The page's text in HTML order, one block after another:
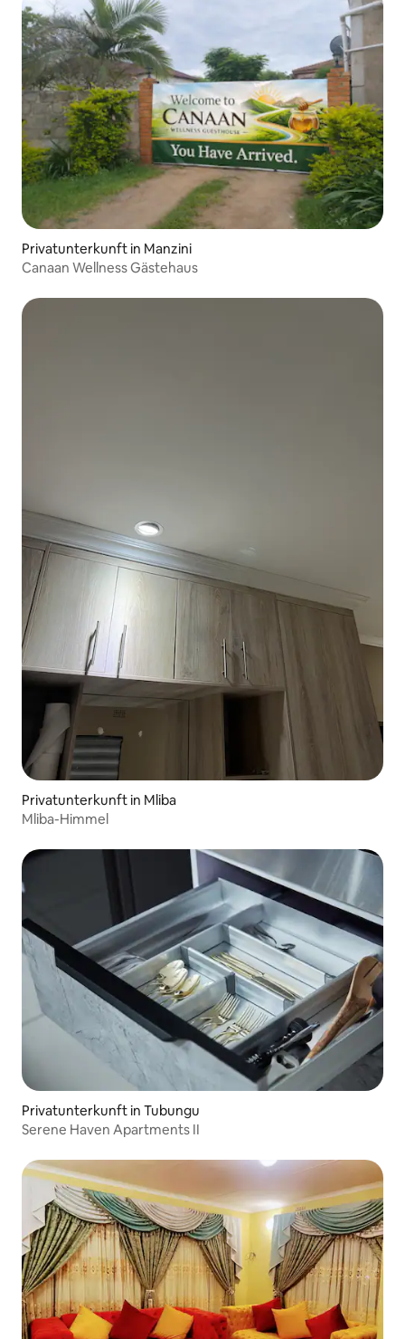
Privatunterkunft in Manzini
Canaan Wellness Gästehaus
Privatunterkunft in Mliba
Mliba-Himmel
Privatunterkunft in Tubungu
Serene Haven Apartments II